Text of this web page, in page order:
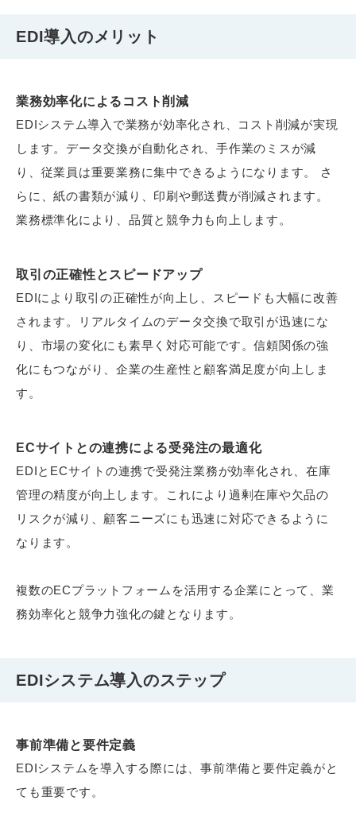
EDI導入のメリット
業務効率化によるコスト削減
EDIシステム導入で業務が効率化され、コスト削減が実現
します。データ交換が自動化され、手作業のミスが減
り、従業員は重要業務に集中できるようになります。 さ
らに、紙の書類が減り、印刷や郵送費が削減されます。
業務標準化により、品質と競争力も向上します。
取引の正確性とスピードアップ
EDIにより取引の正確性が向上し、スピードも大幅に改善
されます。リアルタイムのデータ交換で取引が迅速にな
り、市場の変化にも素早く対応可能です。信頼関係の強
化にもつながり、企業の生産性と顧客満足度が向上しま
す。
ECサイトとの連携による受発注の最適化
EDIとECサイトの連携で受発注業務が効率化され、在庫
管理の精度が向上します。これにより過剰在庫や欠品の
リスクが減り、顧客ニーズにも迅速に対応できるように
なります。
複数のECプラットフォームを活用する企業にとって、業
務効率化と競争力強化の鍵となります。
EDIシステム導入のステップ
事前準備と要件定義
EDIシステムを導入する際には、事前準備と要件定義がと
ても重要です。